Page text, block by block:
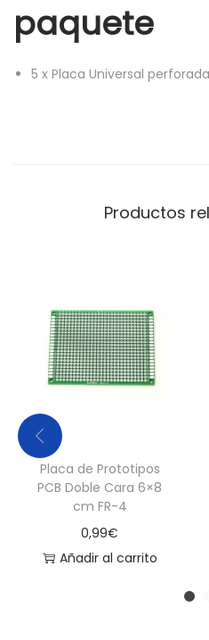
paquete
5 x Placa Universal
Productos
Placa de Prototipos
PCB Doble Cara 6×8
cm FR-4
0,99€
Añadir al carrito